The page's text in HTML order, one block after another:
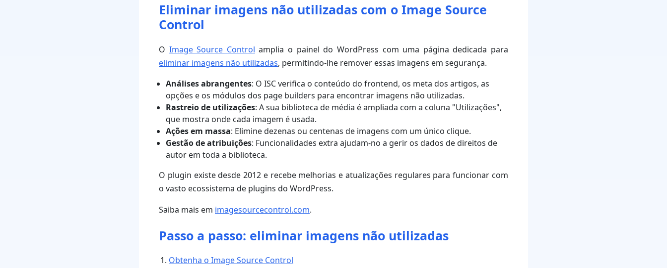
Eliminar imagens não utilizadas com o Image Source
Control
O Image Source Control amplia o painel do WordPress com uma página dedicada para
eliminar imagens não utilizadas, permitindo-lhe remover essas imagens em segurança.
Análises abrangentes: O ISC verifica o conteúdo do frontend, os meta dos artigos, as
opções e os módulos dos page builders para encontrar imagens não utilizadas.
Rastreio de utilizações: A sua biblioteca de média é ampliada com a coluna "Utilizações",
que mostra onde cada imagem é usada.
Ações em massa: Elimine dezenas ou centenas de imagens com um único clique.
Gestão de atribuições: Funcionalidades extra ajudam-no a gerir os dados de direitos de
autor em toda a biblioteca.
O plugin existe desde 2012 e recebe melhorias e atualizações regulares para funcionar com
o vasto ecossistema de plugins do WordPress.
Saiba mais em imagesourcecontrol.com.
Passo a passo: eliminar imagens não utilizadas
Obtenha o Image Source Control